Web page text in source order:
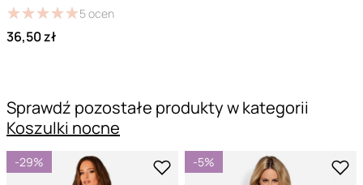
★★★★★
★★★★★5ocen
36,50 zł
Sprawdź pozostałe produkty w kategorii
Koszulki nocne
-29% -5%